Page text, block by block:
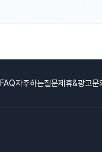
FAQ자주하는질문제휴&광고문